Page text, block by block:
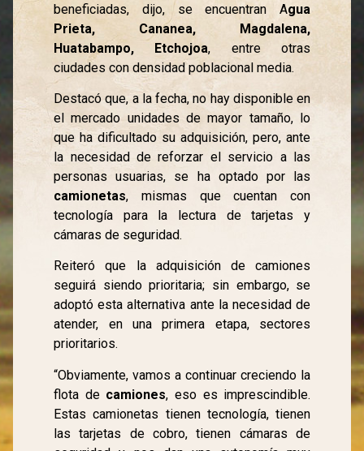
beneficiadas, dijo, se encuentran Agua
Prieta, Cananea, Magdalena,
Huatabampo, Etchojoa, entre otras
ciudades con densidad poblacional media.
Destacó que, a la fecha, no hay disponible en
el mercado unidades de mayor tamaño, lo
que ha dificultado su adquisición, pero, ante
la necesidad de reforzar el servicio a las
personas usuarias, se ha optado por las
camionetas, mismas que cuentan con
tecnología para la lectura de tarjetas y
cámaras de seguridad.
Reiteró que la adquisición de camiones
seguirá siendo prioritaria; sin embargo, se
adoptó esta alternativa ante la necesidad de
atender, en una primera etapa, sectores
prioritarios.
“Obviamente, vamos a continuar creciendo la
flota de camiones, eso es imprescindible.
Estas camionetas tienen tecnología, tienen
las tarjetas de cobro, tienen cámaras de